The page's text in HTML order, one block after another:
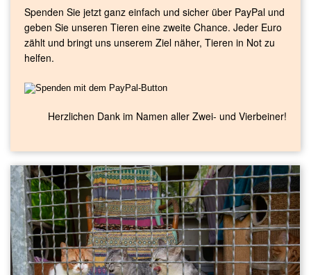
Spenden Sie jetzt ganz einfach und sicher über PayPal und
geben Sie unseren Tieren eine zweite Chance. Jeder Euro
zählt und bringt uns unserem Ziel näher, Tieren in Not zu
helfen.
Herzlichen Dank im Namen aller Zwei- und Vierbeiner!